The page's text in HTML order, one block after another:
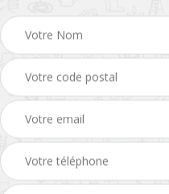
Paysagiste 27